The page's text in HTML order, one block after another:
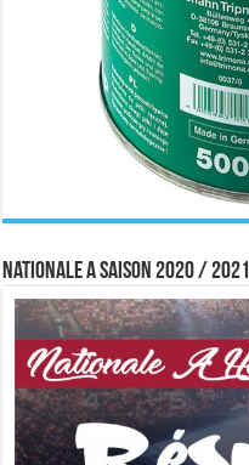
Nationale A saison 2020 / 2021